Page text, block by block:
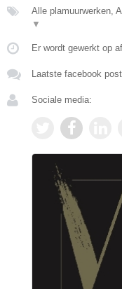
Alle plamuurwerken,
▼
Er wordt gewerkt op
Laatste facebook
Sociale media: